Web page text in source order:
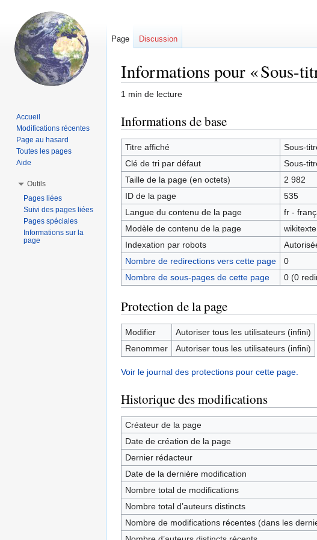
Informations pour « Sous-
1 min de lecture
Aller
à
la
navigation
Aller
à
la
recherche
Informations de base
Titre affiché
Sous-
Clé de tri par défaut
Sous-
Taille de la page (en octets)
2 982
ID de la page
535
Langue du contenu de la page
fr -
Modèle de contenu de la page
wikitexte
Indexation par robots
Nombre de redirections vers cette page
0
Nombre de sous-pages de cette page
0 (0
Protection de la page
Modifier
Autoriser tous les utilisateurs (infini)
Renommer
Autoriser tous les utilisateurs (infini)
Voir le journal des protections pour cette page.
Historique des modifications
Créateur de la page
Date de création de la page
Dernier rédacteur
Date de la dernière modification
Nombre total de modifications
Nombre total d’auteurs distincts
Nombre de modifications récentes (dans les
Page Discussion
Accueil
Modifications récentes
Page au hasard
Toutes les pages
Aide
Outils
Pages liées
Suivi des pages liées
Pages spéciales
Informations sur la
page